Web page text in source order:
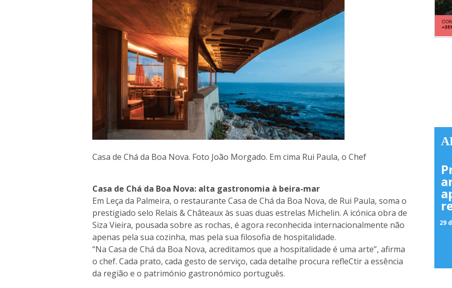
Casa de Chá da Boa Nova. Foto João Morgado. Em cima Rui Paula, o Chef
Casa de Chá da Boa Nova: alta gastronomia à beira-mar
Em Leça da Palmeira, o restaurante Casa de Chá da Boa Nova, de Rui Paula, soma o
prestigiado selo Relais & Châteaux às suas duas estrelas Michelin. A icónica obra de
Siza Vieira, pousada sobre as rochas, é agora reconhecida internacionalmente não
apenas pela sua cozinha, mas pela sua filosofia de hospitalidade.
“Na Casa de Chá da Boa Nova, acreditamos que a hospitalidade é uma arte”, afirma
o chef. Cada prato, cada gesto de serviço, cada detalhe procura refleCtir a essência
da região e o património gastronómico português.
29